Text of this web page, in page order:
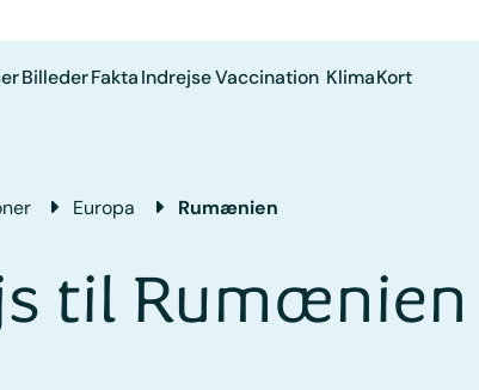
BillederFaktaIndrejseVaccination KlimaKort
Europa Rumænien
til Rumænien